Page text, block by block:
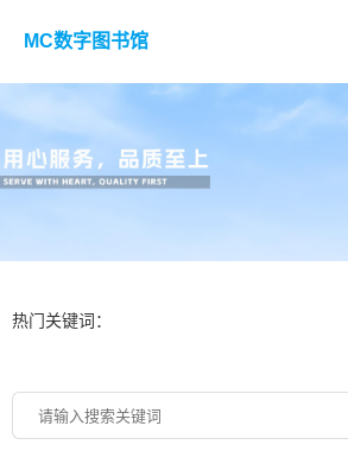
MC数字图书馆
热门关键词：